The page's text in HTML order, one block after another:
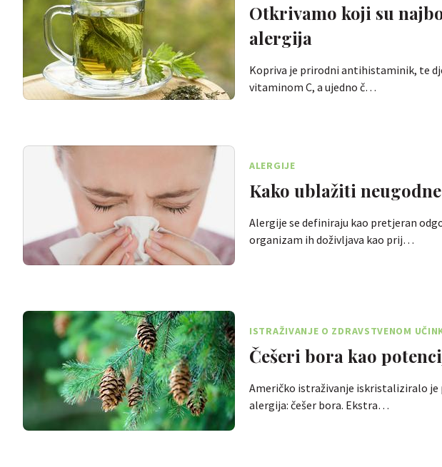
Otkrivamo koji su
alergija
Kopriva je prirodni antihistaminik, te
vitaminom C, a ujedno č…
ALERGIJE
Kako ublažiti
Alergije se definiraju kao pretjeran
organizam ih doživljava kao prij…
ISTRAŽIVANJE O ZDRAVSTVENOM
Češeri bora kao
Američko istraživanje iskristaliziralo
alergija: češer bora. Ekstra…